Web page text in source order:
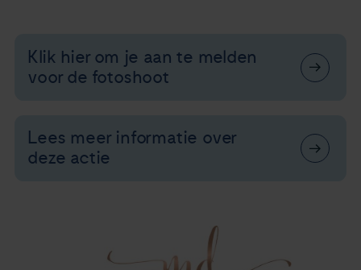
Klik hier om je aan te melden
voor de fotoshoot
Lees meer informatie over
deze actie